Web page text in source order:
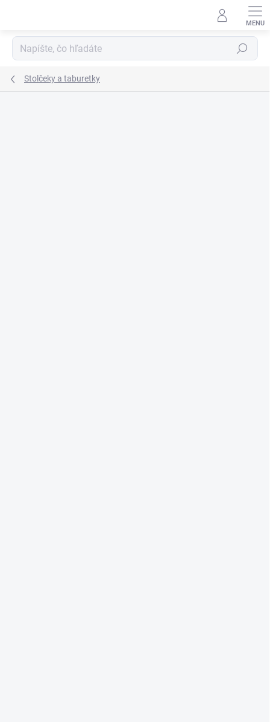
Hľadať
Stolčeky a taburetky